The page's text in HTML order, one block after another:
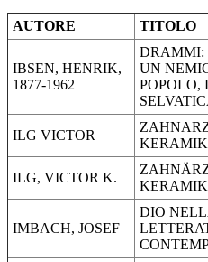
AUTORE TITOLO
IBSEN, HENRIK,
1877-1962
DRAMMI:
UN
POPOLO,
ILG VICTOR
KERAMIK
ILG, VICTOR K.
KERAMIK
IMBACH, JOSEF
DIO